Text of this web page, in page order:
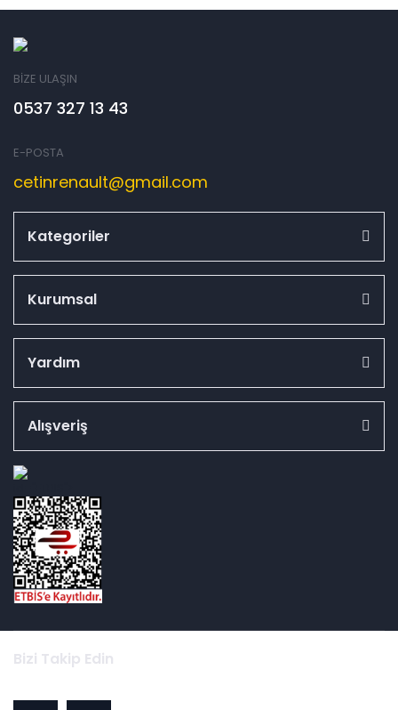
BİZE ULAŞIN
0537 327 13 43
E-POSTA
cetinrenault@gmail.com
Kategoriler
Kurumsal
Yardım
Alışveriş
Bizi Takip Edin